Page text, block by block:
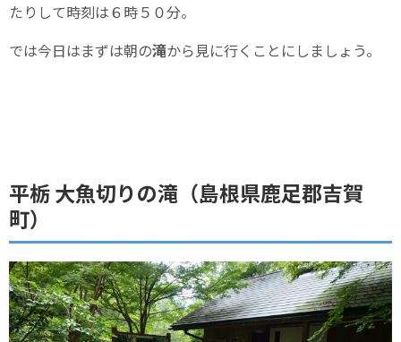
たりして時刻は６時５０分。
では今日はまずは朝の滝から見に行くことにしましょう。
平栃 大魚切りの滝（島根県鹿足郡吉賀
町）